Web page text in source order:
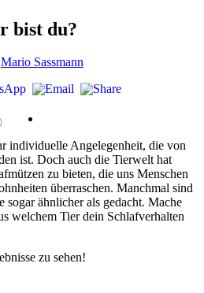
bist du?
Mario Sassmann
)
individuelle Angelegenheit, die von
ist. Doch auch die Tierwelt hat
zu bieten, die uns Menschen
überraschen. Manchmal sind
sogar ähnlicher als gedacht. Mache
welchem Tier dein Schlafverhalten
zu sehen!